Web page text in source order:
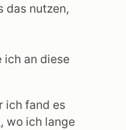
das nutzen,
ich an diese
ich fand es
, wo ich lange